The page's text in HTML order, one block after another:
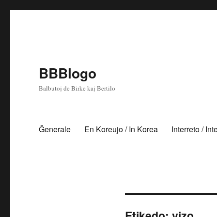
BBBlogo
Balbutoj de Birke kaj Bertilo
Ĝenerale En Koreujo / In Korea Interreto /